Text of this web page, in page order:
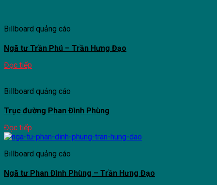
Billboard quảng cáo
Ngã tư Trần Phú – Trần Hưng Đạo
Đọc tiếp
Billboard quảng cáo
Trục đường Phan Đình Phùng
Đọc tiếp
Billboard quảng cáo
Ngã tư Phan Đình Phùng – Trần Hưng Đạo